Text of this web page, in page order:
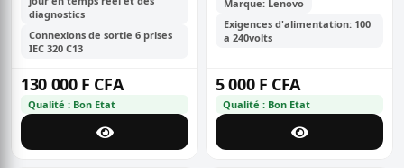
diagnostics
Connexions de sortie 6 prises
IEC 320 C13
130 000 F CFA
Qualité : Bon Etat
Marque: Lenovo
Exigences d'alimentation: 100
a 240volts
5 000 F CFA
Qualité : Bon Etat